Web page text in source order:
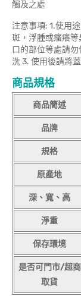
觸及之處
注意事項: 1.使用
斑，浮腫或瘙癢
口的部位等處請
洗 3. 使用後請將
商品規格
商品簡述
品牌
規格
原產地
深、寬、高
淨重
保存環境
是否可門市/超商
取貨